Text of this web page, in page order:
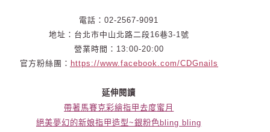
電話：02-2567-9091
地址：台北市中山北路二段16巷3-1號
營業時間：13:00-20:00
官方粉絲團： https://www.facebook.com/CDGnails
延伸閱讀
帶著馬賽克彩繪指甲去度蜜月
絕美夢幻的新娘指甲造型~銀粉色bling bling